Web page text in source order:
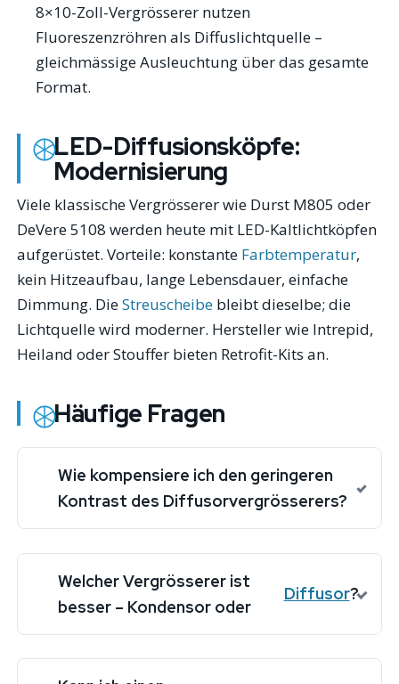
8×10-Zoll-Vergrösserer nutzen
Fluoreszenzröhren als Diffuslichtquelle –
gleichmässige Ausleuchtung über das gesamte
Format.
LED-Diffusionsköpfe:
Modernisierung
Viele klassische Vergrösserer wie Durst M805 oder
DeVere 5108 werden heute mit LED-Kaltlichtköpfen
aufgerüstet. Vorteile: konstante Farbtemperatur,
kein Hitzeaufbau, lange Lebensdauer, einfache
Dimmung. DieStreuscheibe bleibt dieselbe; die
Lichtquelle wird moderner. Hersteller wie Intrepid,
Heiland oder Stouffer bieten Retrofit-Kits an.
Häufige Fragen
Wie kompensiere ich den geringeren
Kontrast des Diffusorvergrösserers?
Welcher Vergrösserer ist
besser – Kondensor oder
Diffusor?